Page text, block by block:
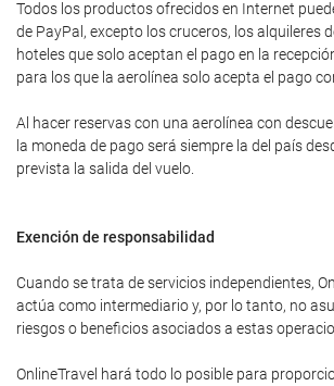
Todos los productos ofrecidos en Internet
de PayPal, excepto los cruceros, los alquileres
hoteles que solo aceptan el pago en la
para los que la aerolínea solo acepta el pago
Al hacer reservas con una aerolínea con
la moneda de pago será siempre la del país
prevista la salida del vuelo.
Exención de responsabilidad
Cuando se trata de servicios independientes,
actúa como intermediario y, por lo tanto, no
riesgos o beneficios asociados a estas
OnlineTravel hará todo lo posible para